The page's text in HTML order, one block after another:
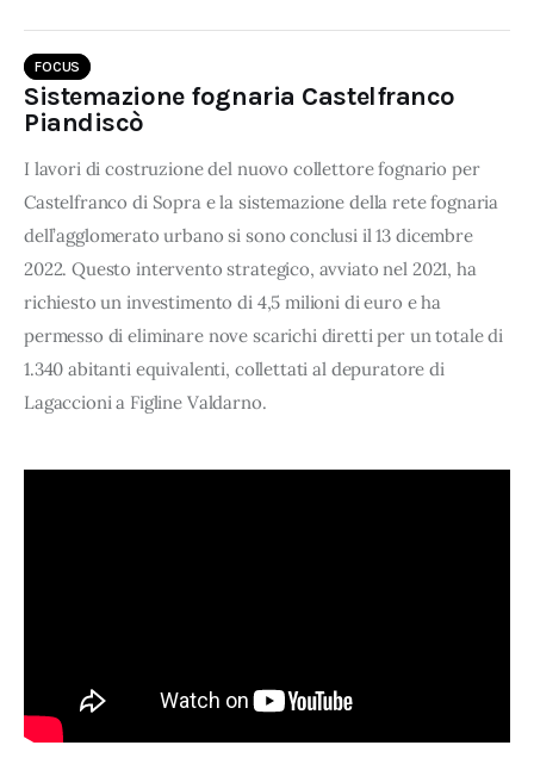
FOCUS
Sistemazione fognaria Castelfranco
Piandiscò
I lavori di costruzione del nuovo collettore fognario per
Castelfranco di Sopra e la sistemazione della rete fognaria
dell’agglomerato urbano si sono conclusi il 13 dicembre
2022. Questo intervento strategico, avviato nel 2021, ha
richiesto un investimento di 4,5 milioni di euro e ha
permesso di eliminare nove scarichi diretti per un totale di
1.340 abitanti equivalenti, collettati al depuratore di
Lagaccioni a Figline Valdarno.